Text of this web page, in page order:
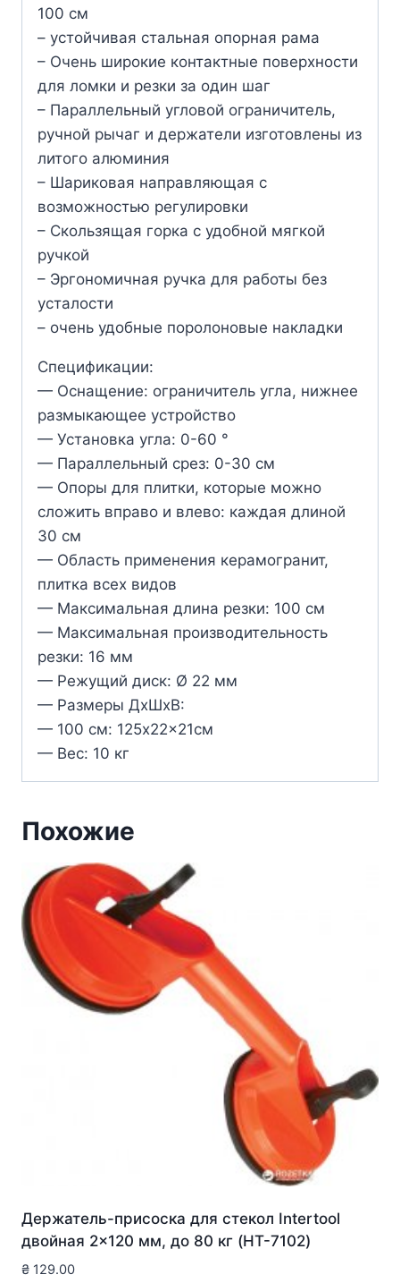
100 см
– устойчивая стальная опорная рама
– Очень широкие контактные поверхности
для ломки и резки за один шаг
– Параллельный угловой ограничитель,
ручной рычаг и держатели изготовлены из
литого алюминия
– Шариковая направляющая с
возможностью регулировки
– Скользящая горка с удобной мягкой
ручкой
– Эргономичная ручка для работы без
усталости
– очень удобные поролоновые накладки
Спецификации:
— Оснащение: ограничитель угла, нижнее
размыкающее устройство
— Установка угла: 0-60 °
— Параллельный срез: 0-30 см
— Опоры для плитки, которые можно
сложить вправо и влево: каждая длиной
30 см
— Область применения керамогранит,
плитка всех видов
— Максимальная длина резки: 100 см
— Максимальная производительность
резки: 16 мм
— Режущий диск: Ø 22 мм
— Размеры ДхШхВ:
— 100 см: 125x22x21см
— Вес: 10 кг
Похожие
Держатель-присоска для стекол Intertool
двойная 2×120 мм, до 80 кг (HT-7102)
₴ 129.00